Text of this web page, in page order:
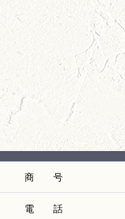
商 号
電 話